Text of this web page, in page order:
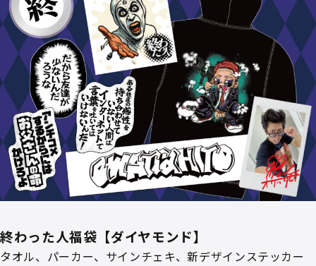
終わった人福袋【ダイヤモンド】
タオル、パーカー、サインチェキ、新デザインステッカー